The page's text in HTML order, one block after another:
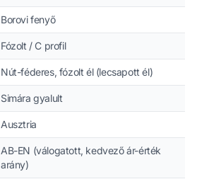
Borovi fenyő
Fózolt / C profil
Nút-féderes, fózolt él (lecsapott él)
Simára gyalult
Ausztria
AB-EN (válogatott, kedvező ár-érték
arány)